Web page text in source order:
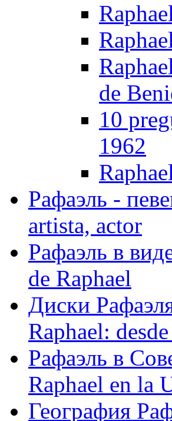
de
10
1962
Рафаэль -
artista, actor
Рафаэль в
de Raphael
Диски
Raphael:
Рафаэль в
Raphael en la
География